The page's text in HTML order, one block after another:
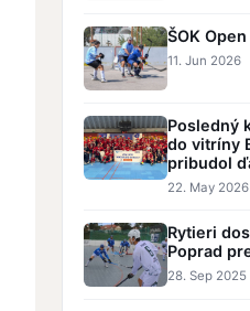
ŠOK
11. Jun 2026
Posledný
do vitríny
pribudol
22. May 2026
Rytieri
Poprad
28. Sep 2025